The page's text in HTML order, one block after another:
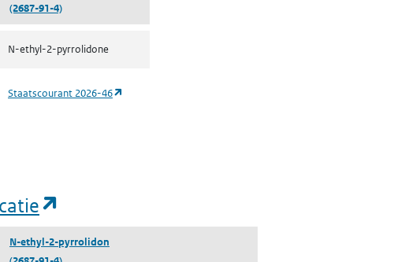
(2687-91-4)
N-ethyl-2-pyrrolidone
Staatscourant 2026-46
N-ethyl-2-pyrrolidon